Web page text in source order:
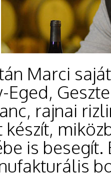
Marci
Eged,
rajnai
is besegít.